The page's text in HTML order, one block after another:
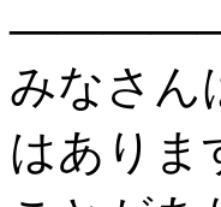
みなさん
はありま